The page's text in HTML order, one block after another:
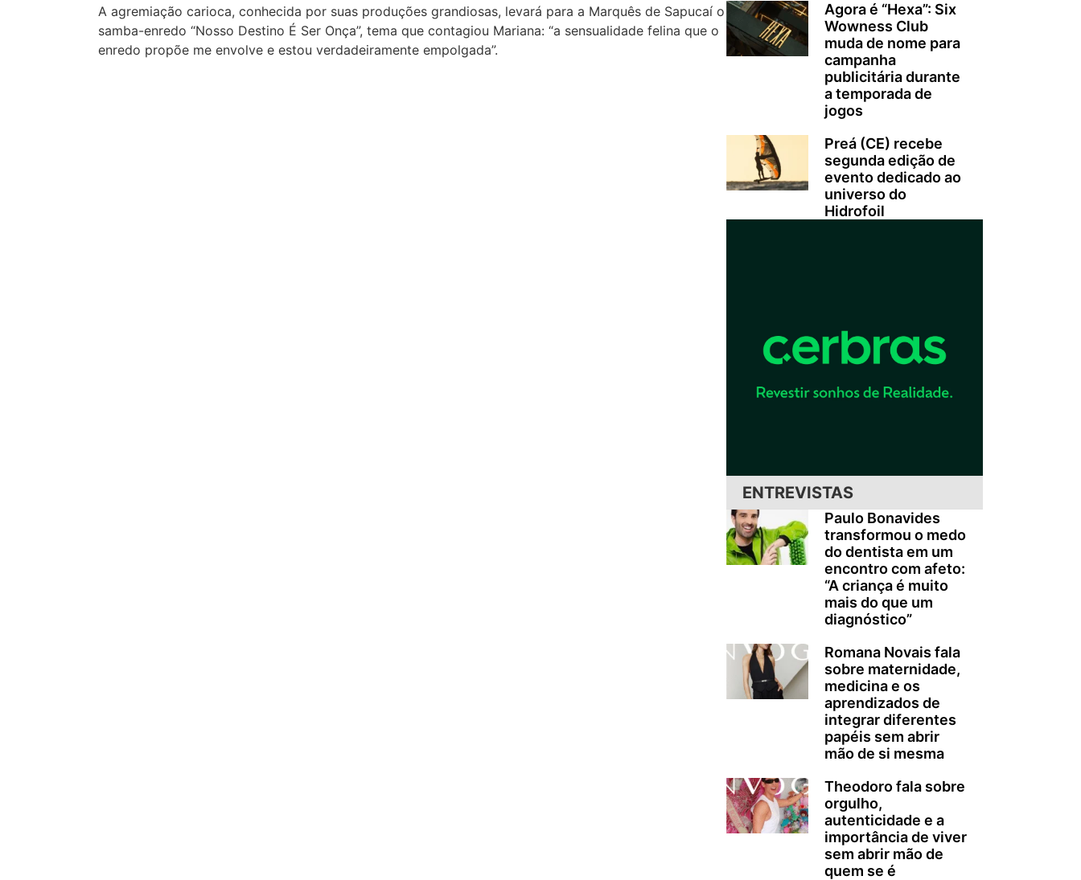
A agremiação carioca, conhecida por suas produções grandiosas, levará para a Marquês de Sapucaí o
samba-enredo “Nosso Destino É Ser Onça”, tema que contagiou Mariana: “a sensualidade felina que o
enredo propõe me envolve e estou verdadeiramente empolgada”.
Agora é “Hexa”: Six
Wowness Club
muda de nome para
campanha
publicitária durante
a temporada de
jogos
Preá (CE) recebe
segunda edição de
evento dedicado ao
universo do
Hidrofoil
ENTREVISTAS
Paulo Bonavides
transformou o medo
do dentista em um
encontro com afeto:
“A criança é muito
mais do que um
diagnóstico”
Romana Novais fala
sobre maternidade,
medicina e os
aprendizados de
integrar diferentes
papéis sem abrir
mão de si mesma
Theodoro fala sobre
orgulho,
autenticidade e a
importância de viver
sem abrir mão de
quem se é